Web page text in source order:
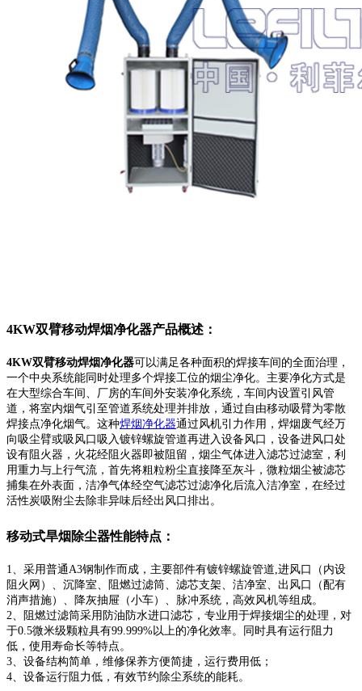
4KW双臂移动焊烟净化器产品概述：
4KW双臂移动焊烟净化器可以满足各种面积的焊接车间的全面治理，
一个中央系统能同时处理多个焊接工位的烟尘净化。主要净化方式是
在大型综合车间、厂房的车间外安装净化系统，车间内设置引风管
道，将室内烟气引至管道系统处理并排放，通过自由移动吸臂为零散
焊接点净化烟气。这种焊烟净化器通过风机引力作用，焊烟废气经万
向吸尘臂或吸风口吸入镀锌螺旋管道再进入设备风口，设备进风口处
设有阻火器，火花经阻火器即被阻留，烟尘气体进入滤芯过滤室，利
用重力与上行气流，首先将粗粒粉尘直接降至灰斗，微粒烟尘被滤芯
捕集在外表面，洁净气体经空气滤芯过滤净化后流入洁净室，在经过
活性炭吸附尘去除非异味后经出风口排出。
移动式旱烟除尘器性能特点：
1、采用普通A3钢制作而成，主要部件有镀锌螺旋管道,进风口（内设
阻火网）、沉降室、阻燃过滤筒、滤芯支架、洁净室、出风口（配有
消声措施）、降灰抽屉（小车）、脉冲系统，高效风机等组成。
2、阻燃过滤筒采用防油防水进口滤芯，专业用于焊接烟尘的处理，对
于0.5微米级颗粒具有99.999%以上的净化效率。同时具有运行阻力
低，使用寿命长等特点。
3、设备结构简单，维修保养方便简捷，运行费用低；
4、设备运行阻力低，有效节约除尘系统的能耗。